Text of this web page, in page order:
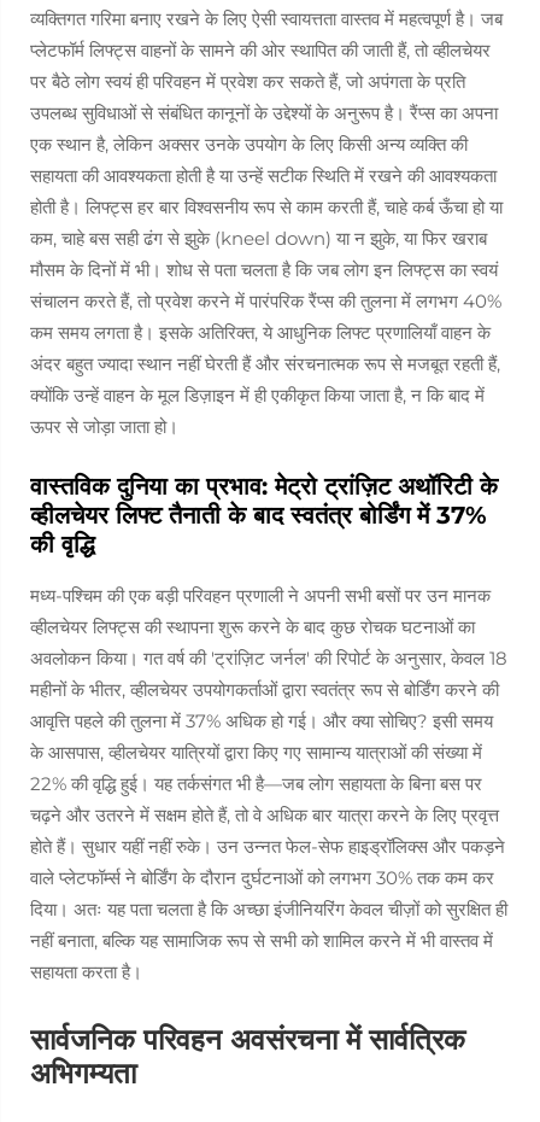
व्यक्तिगत गरिमा बनाए रखने के लिए ऐसी स्वायत्तता वास्तव में महत्वपूर्ण है। जब
प्लेटफॉर्म लिफ्ट्स वाहनों के सामने की ओर स्थापित की जाती हैं, तो व्हीलचेयर
पर बैठे लोग स्वयं ही परिवहन में प्रवेश कर सकते हैं, जो अपंगता के प्रति
उपलब्ध सुविधाओं से संबंधित कानूनों के उद्देश्यों के अनुरूप है। रैंप्स का अपना
एक स्थान है, लेकिन अक्सर उनके उपयोग के लिए किसी अन्य व्यक्ति की
सहायता की आवश्यकता होती है या उन्हें सटीक स्थिति में रखने की आवश्यकता
होती है। लिफ्ट्स हर बार विश्वसनीय रूप से काम करती हैं, चाहे कर्ब ऊँचा हो या
कम, चाहे बस सही ढंग से झुके (kneel down) या न झुके, या फिर खराब
मौसम के दिनों में भी। शोध से पता चलता है कि जब लोग इन लिफ्ट्स का स्वयं
संचालन करते हैं, तो प्रवेश करने में पारंपरिक रैंप्स की तुलना में लगभग 40%
कम समय लगता है। इसके अतिरिक्त, ये आधुनिक लिफ्ट प्रणालियाँ वाहन के
अंदर बहुत ज्यादा स्थान नहीं घेरती हैं और संरचनात्मक रूप से मजबूत रहती हैं,
क्योंकि उन्हें वाहन के मूल डिज़ाइन में ही एकीकृत किया जाता है, न कि बाद में
ऊपर से जोड़ा जाता हो।
वास्तविक दुनिया का प्रभाव: मेट्रो ट्रांज़िट अथॉरिटी के
व्हीलचेयर लिफ्ट तैनाती के बाद स्वतंत्र बोर्डिंग में 37%
की वृद्धि
मध्य-पश्चिम की एक बड़ी परिवहन प्रणाली ने अपनी सभी बसों पर उन मानक
व्हीलचेयर लिफ्ट्स की स्थापना शुरू करने के बाद कुछ रोचक घटनाओं का
अवलोकन किया। गत वर्ष की 'ट्रांज़िट जर्नल' की रिपोर्ट के अनुसार, केवल 18
महीनों के भीतर, व्हीलचेयर उपयोगकर्ताओं द्वारा स्वतंत्र रूप से बोर्डिंग करने की
आवृत्ति पहले की तुलना में 37% अधिक हो गई। और क्या सोचिए? इसी समय
के आसपास, व्हीलचेयर यात्रियों द्वारा किए गए सामान्य यात्राओं की संख्या में
22% की वृद्धि हुई। यह तर्कसंगत भी है—जब लोग सहायता के बिना बस पर
चढ़ने और उतरने में सक्षम होते हैं, तो वे अधिक बार यात्रा करने के लिए प्रवृत्त
होते हैं। सुधार यहीं नहीं रुके। उन उन्नत फेल-सेफ हाइड्रॉलिक्स और पकड़ने
वाले प्लेटफॉर्म्स ने बोर्डिंग के दौरान दुर्घटनाओं को लगभग 30% तक कम कर
दिया। अतः यह पता चलता है कि अच्छा इंजीनियरिंग केवल चीज़ों को सुरक्षित ही
नहीं बनाता, बल्कि यह सामाजिक रूप से सभी को शामिल करने में भी वास्तव में
सहायता करता है।
सार्वजनिक परिवहन अवसंरचना में सार्वत्रिक
अभिगम्यता